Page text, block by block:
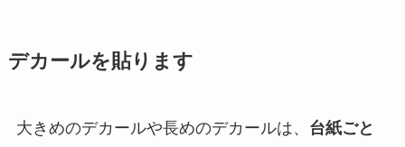
デカールを貼ります
大きめのデカールや長めのデカールは、 台紙ごと